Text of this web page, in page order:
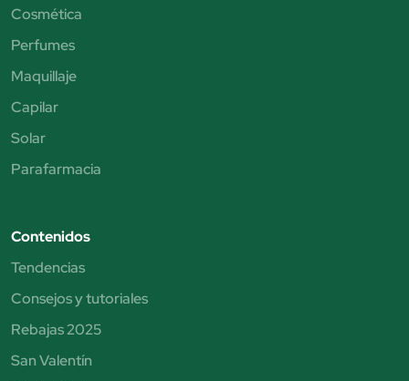
Cosmética
Perfumes
Maquillaje
Capilar
Solar
Parafarmacia
Contenidos
Tendencias
Consejos y tutoriales
Rebajas 2025
San Valentín